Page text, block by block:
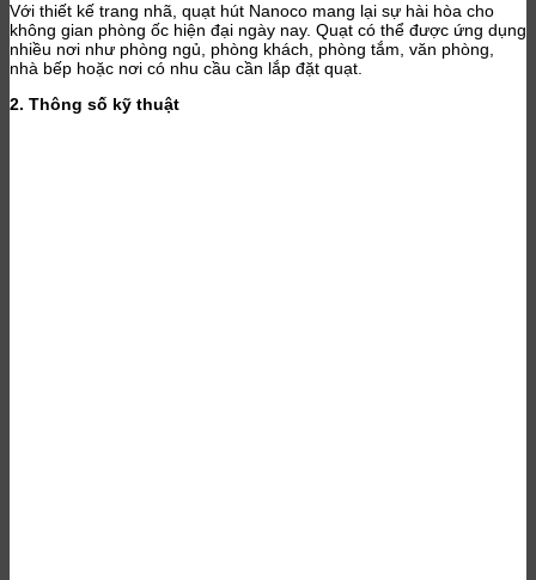
Với thiết kế trang nhã, quạt hút Nanoco mang lại sự hài hòa cho
không gian phòng ốc hiện đại ngày nay. Quạt có thể được ứng dụng
nhiều nơi như phòng ngủ, phòng khách, phòng tắm, văn phòng,
nhà bếp hoặc nơi có nhu cầu cần lắp đặt quạt.
2. Thông số kỹ thuật